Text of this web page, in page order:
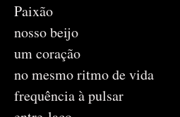
Paixão
nosso beijo
um coração
no mesmo ritmo de vida
frequência à pulsar